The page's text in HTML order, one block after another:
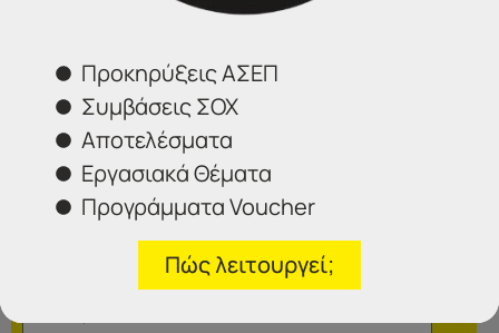
2314 314202
Φόρμα επικοινωνίας
Προκηρύξεις ΑΣΕΠ
Συμβάσεις ΣΟΧ
Αποτελέσματα
Εργασιακά Θέματα
Προγράμματα Voucher
Πώς λειτουργεί;